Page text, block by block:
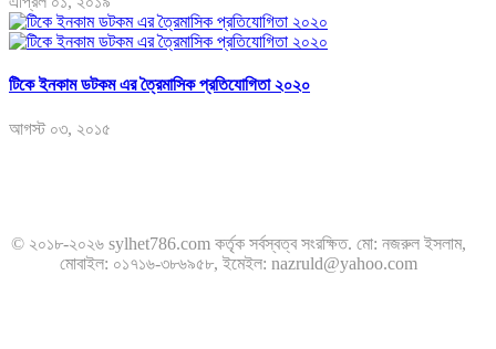
টিকে ইনকাম ডটকম এর ত্রৈমাসিক প্রতিযোগিতা ২০২০
আগস্ট ০৩, ২০১৫
© ২০১৮-২০২৬ sylhet786.com কর্তৃক সর্বস্বত্ব সংরক্ষিত. মো: নজরুল ইসলাম,
মোবাইল: ০১৭১৬-৩৮৬৯৫৮, ইমেইল: nazruld@yahoo.com